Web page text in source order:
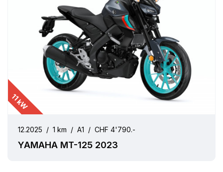
11 kW
12.2025 / 1 km / A1 / CHF 4'790.-
YAMAHA MT-125 2023